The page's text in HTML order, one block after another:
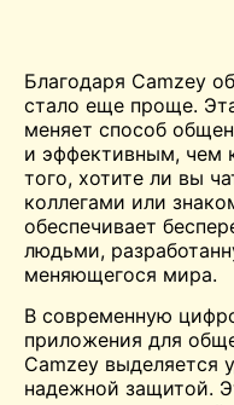
Благодаря Camzey
стало еще проще.
меняет способ
и эффективным, чем
того, хотите ли вы
коллегами или
обеспечивает
людьми,
меняющегося мира.
В современную
приложения для
Camzey выделяется
надежной защитой.